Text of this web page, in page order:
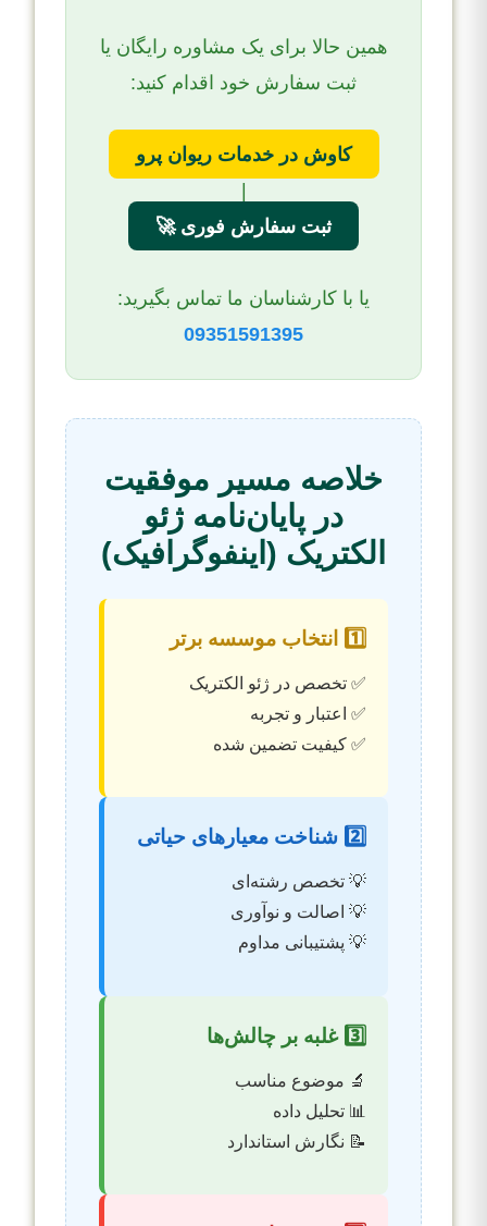
همین حالا برای یک مشاوره رایگان یا
ثبت سفارش خود اقدام کنید:
کاوش در خدمات ریوان پرو
|
ثبت سفارش فوری 🚀
یا با کارشناسان ما تماس بگیرید:
09351591395
خلاصه مسیر موفقیت
در پایان‌نامه ژئو
الکتریک (اینفوگرافیک)
1️⃣ انتخاب موسسه برتر
✅ تخصص در ژئو الکتریک
✅ اعتبار و تجربه
✅ کیفیت تضمین شده
2️⃣ شناخت معیارهای حیاتی
💡 تخصص رشته‌ای
💡 اصالت و نوآوری
💡 پشتیبانی مداوم
3️⃣ غلبه بر چالش‌ها
🔬 موضوع مناسب
📊 تحلیل داده
📝 نگارش استاندارد